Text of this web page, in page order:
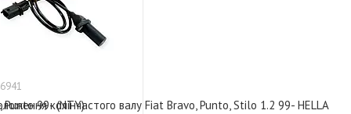
Punto 99- (NTY)колінчастого валу Fiat Bravo, Punto, Stilo 1.2 99- HELLA